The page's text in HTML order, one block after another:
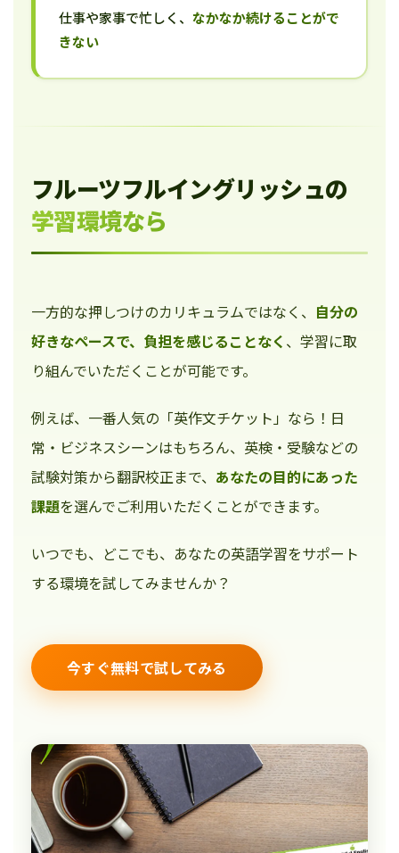
仕事や家事で忙しく、 なかなか続けることがで
きない
フルーツフルイングリッシュの
学習環境なら
一方的な押しつけのカリキュラムではなく、 自分の
好きなペースで、負担を感じることなく 、学習に取
り組んでいただくことが可能です。
例えば、一番人気の「英作文チケット」なら！日
常・ビジネスシーンはもちろん、英検・受験などの
試験対策から翻訳校正まで、 あなたの目的にあった
課題を選んでご利用いただくことができます。
いつでも、どこでも、あなたの英語学習をサポート
する環境を試してみませんか？
今すぐ無料で試してみる